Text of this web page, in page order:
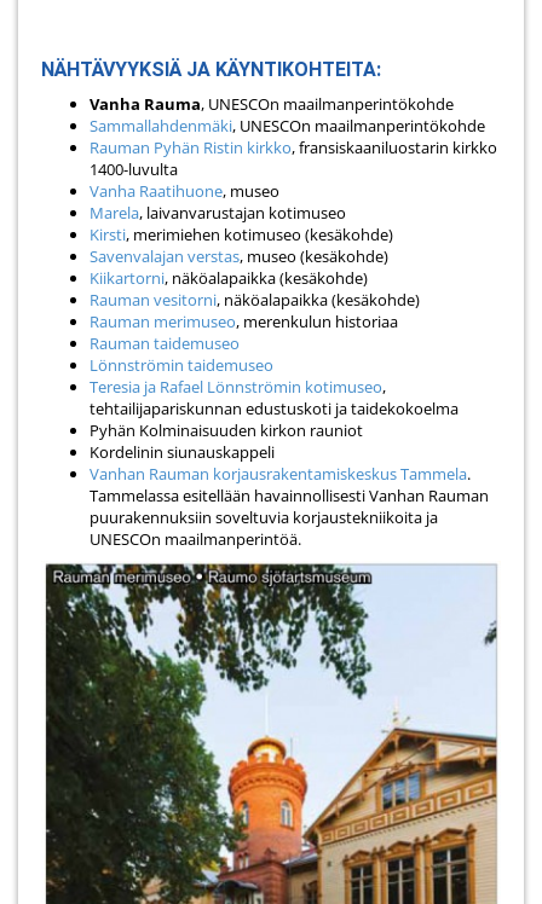
NÄHTÄVYYKSIÄ JA KÄYNTIKOHTEITA:
Vanha Rauma, UNESCOn maailmanperintökohde
Sammallahdenmäki, UNESCOn maailmanperintökohde
Rauman Pyhän Ristin kirkko, fransiskaaniluostarin kirkko
1400-luvulta
Vanha Raatihuone, museo
Marela, laivanvarustajan kotimuseo
Kirsti, merimiehen kotimuseo (kesäkohde)
Savenvalajan verstas, museo (kesäkohde)
Kiikartorni, näköalapaikka (kesäkohde)
Rauman vesitorni, näköalapaikka (kesäkohde)
Rauman merimuseo, merenkulun historiaa
Rauman taidemuseo
Lönnströmin taidemuseo
Teresia ja Rafael Lönnströmin kotimuseo,
tehtailijapariskunnan edustuskoti ja taidekokoelma
Pyhän Kolminaisuuden kirkon rauniot
Kordelinin siunauskappeli
Vanhan Rauman korjausrakentamiskeskus Tammela.
Tammelassa esitellään havainnollisesti Vanhan Rauman
puurakennuksiin soveltuvia korjaustekniikoita ja
UNESCOn maailmanperintöä.